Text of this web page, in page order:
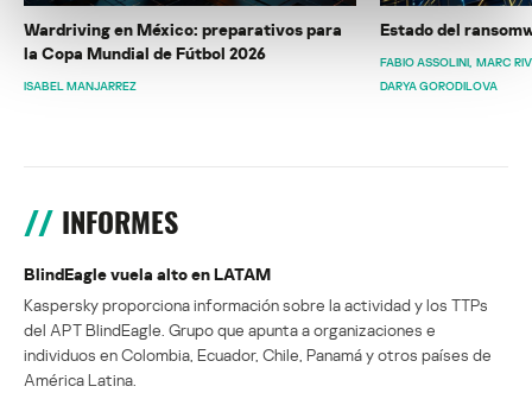
Wardriving en México: preparativos para
la Copa Mundial de Fútbol 2026
ISABEL MANJARREZ
Estado del
FABIO ASSOLINI MARC
DARYA GORODILOVA
INFORMES
BlindEagle vuela alto en LATAM
Kaspersky proporciona información sobre la actividad y los TTPs
del APT BlindEagle. Grupo que apunta a organizaciones e
individuos en Colombia, Ecuador, Chile, Panamá y otros países de
América Latina.